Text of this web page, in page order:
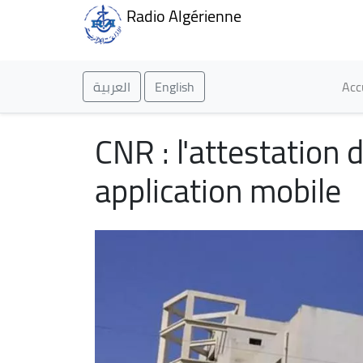
Radio Algérienne
العربية English
CNR : l'attestation
application mobile